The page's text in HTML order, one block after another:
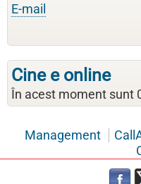
E-mail
Cine e online
În acest moment sunt
Management